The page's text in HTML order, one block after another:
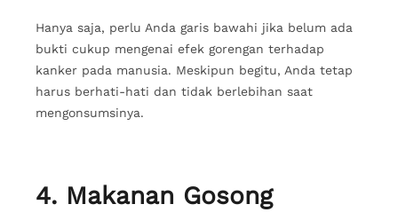
Hanya saja, perlu Anda garis bawahi jika belum ada
bukti cukup mengenai efek gorengan terhadap
kanker pada manusia. Meskipun begitu, Anda tetap
harus berhati-hati dan tidak berlebihan saat
mengonsumsinya.
4. Makanan Gosong